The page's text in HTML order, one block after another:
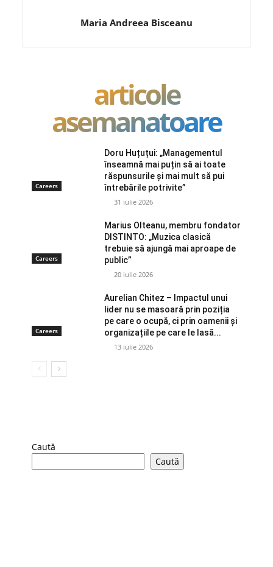
Maria Andreea Bisceanu
articole
asemanatoare
Careers
Doru Huțuțui: „Managementul
înseamnă mai puțin să ai toate
răspunsurile și mai mult să pui
întrebările potrivite”
31 iulie 2026
Careers
Marius Olteanu, membru fondator
DISTINTO: „Muzica clasică
trebuie să ajungă mai aproape de
public”
20 iulie 2026
Careers
Aurelian Chitez – Impactul unui
lider nu se masoară prin poziția
pe care o ocupă, ci prin oamenii și
organizațiile pe care le lasă...
13 iulie 2026
Caută
Caută